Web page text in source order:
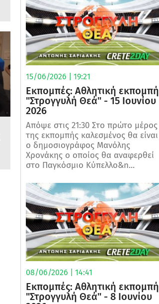
15/06/2026 | 19:21
Εκπομπές: Αθλητική εκπομπή
"Στρογγυλή Θεά" - 15 Ιουνίου
2026
Απόψε στις 21:30 Στο πρώτο μέρος
της εκπομπής καλεσμένος θα είναι
ο δημοσιογράφος Μανόλης
Χρονάκης ο οποίος θα αναφερθεί
στο Παγκόσμιο Κύπελλο&n...
08/06/2026 | 14:41
Εκπομπές: Αθλητική εκπομπή
"Στρογγυλή Θεά" - 8 Ιουνίου